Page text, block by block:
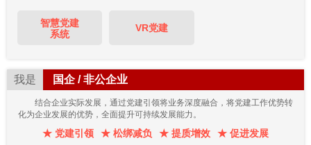
智慧党建
系统
VR党建
我是 国企 / 非公企业
结合企业实际发展，通过党建引领将业务深度融合，将党建工作优势转
化为企业发展的优势，全面提升可持续发展能力。
★ 党建引领 ★ 松绑减负 ★ 提质增效 ★ 促进发展